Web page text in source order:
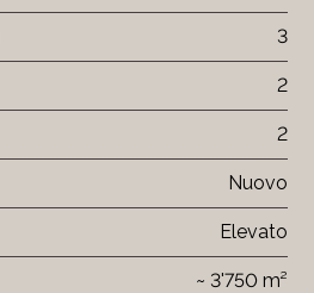
3
2
2
Nuovo
Elevato
~ 3'750 m²